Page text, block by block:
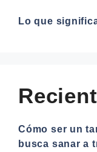
Lo que
Cómo ser un
busca sanar a